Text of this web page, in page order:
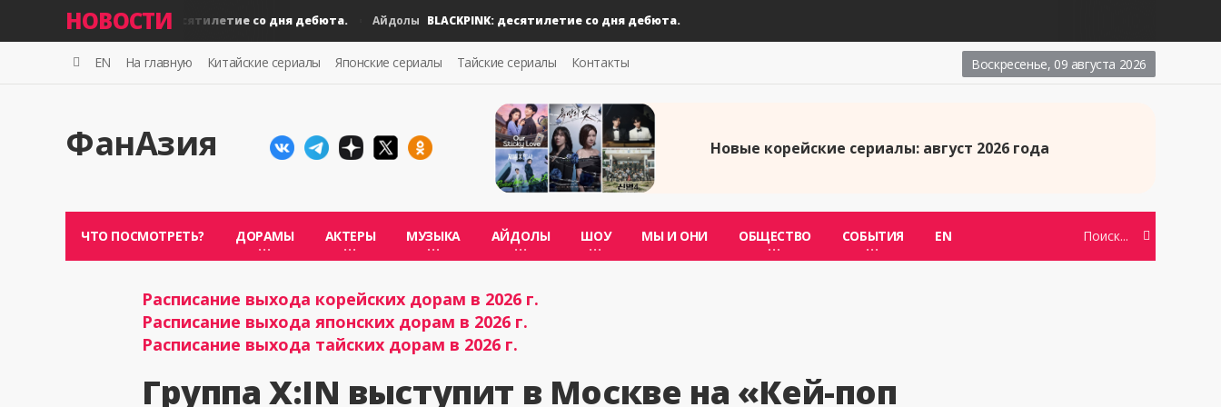
НОВОСТИ
BLACKPINK: десятилетие со дня дебюта. Айдолы BLACKPINK: десятилетие со дня дебюта.
Воскресенье, 09 августа 2026
EN На главную Китайские сериалы Японские сериалы Тайские сериалы Контакты
ФанАзия Новые корейские сериалы: август 2026 года
ЧТО ПОСМОТРЕТЬ? ДОРАМЫ АКТЕРЫ МУЗЫКА АЙДОЛЫ ШОУ МЫ И ОНИ ОБЩЕСТВО СОБЫТИЯ EN
Расписание выхода корейских дорам в 2026 г.
Расписание выхода японских дорам в 2026 г.
Расписание выхода тайских дорам в 2026 г.
Группа X:IN выступит в Москве на «Кей-поп